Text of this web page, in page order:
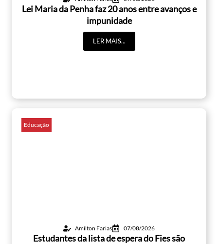
Lei Maria da Penha faz 20 anos entre avanços e
impunidade
LER MAIS...
Educação
Amilton Farias 07/08/2026
Estudantes da lista de espera do Fies são